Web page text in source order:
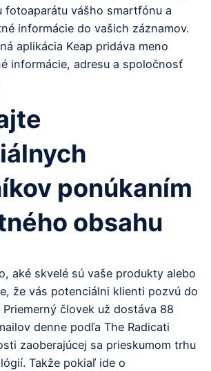
fotoaparátu vášho smartfónu a
informácie do vašich záznamov.
aplikácia Keap pridáva meno
informácie, adresu a spoločnosť
ponúkaním
obsahu
aké skvelé sú vaše produkty alebo
že vás potenciálni klienti pozvú do
človek už dostáva 88
denne podľa The Radicati
zaoberajúcej sa prieskumom trhu
Takže pokiaľ ide o